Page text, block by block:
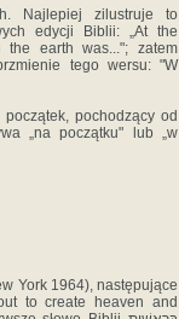
Najlepiej zilustruje to
edycji Biblii: „At the
earth was..."; zatem
tego wersu: "W
„na początku" lub „w
York 1964), następujące
to create heaven and